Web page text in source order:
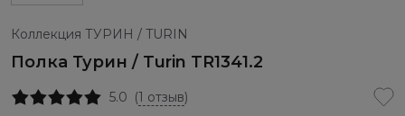
Коллекция ТУРИН / TURIN
Полка Турин / Turin TR1341.2
5.0 (1 отзыв)